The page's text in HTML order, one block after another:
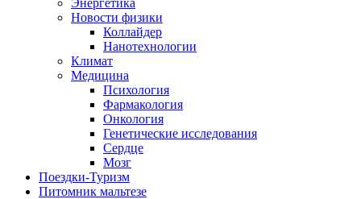
Новости физики
Коллайдер
Нанотехнологии
Климат
Медицина
Психология
Фармакология
Онкология
Генетические исследования
Сердце
Мозг
Поездки-Туризм
Питомник мальтезе